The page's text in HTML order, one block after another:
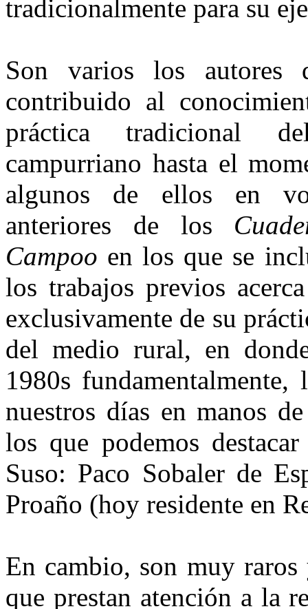
tradicionalmente para su
Son varios los autores
contribuido al
práctica tradicional
campurriano hasta el
algunos de ellos en
anteriores de los
Campoo en los que se
los trabajos previos
exclusi­vamente de su
del medio rural, en
1980s
nuestros días en ma­nos
los que podemos
Suso: Paco Sobaler de
Proaño (hoy residente en
En cambio, son muy raros
que prestan atención a la